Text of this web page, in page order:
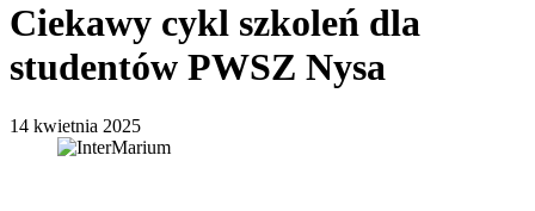
Ciekawy cykl szkoleń dla
studentów PWSZ Nysa
14 kwietnia 2025